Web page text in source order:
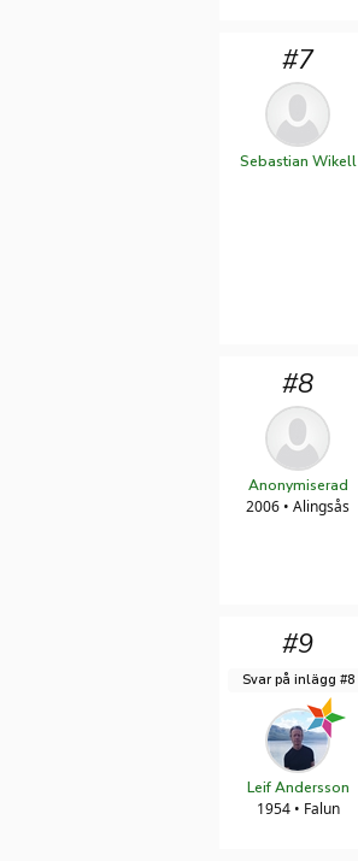
#7
Sebastian Wikell
#8
Anonymiserad
2006 • Alingsås
#9
Svar på inlägg #8
Leif Andersson
1954 • Falun